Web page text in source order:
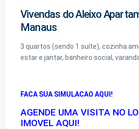
Vivendas do Aleixo
Manaus
3 quartos (sendo 1 suíte), cozinha
estar e jantar, banheiro social,
FACA SUA SIMULACAO AQUI!
AGENDE UMA VISITA NO
IMOVEL AQUI!